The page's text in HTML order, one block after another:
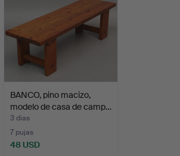
BANCO, pino macizo,
modelo de casa de camp…
3 días
7 pujas
48 USD